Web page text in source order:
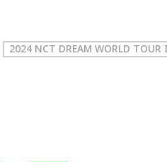
2024 NCT DREAM WORLD TOUR